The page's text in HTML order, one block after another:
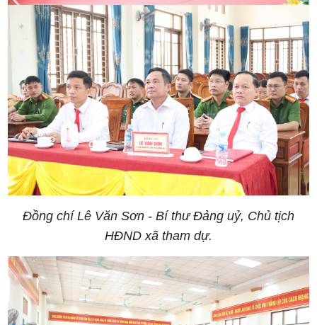
Đồng chí Lê Văn Sơn - Bí thư Đảng uỷ, Chủ tịch
HĐND xã tham dự.